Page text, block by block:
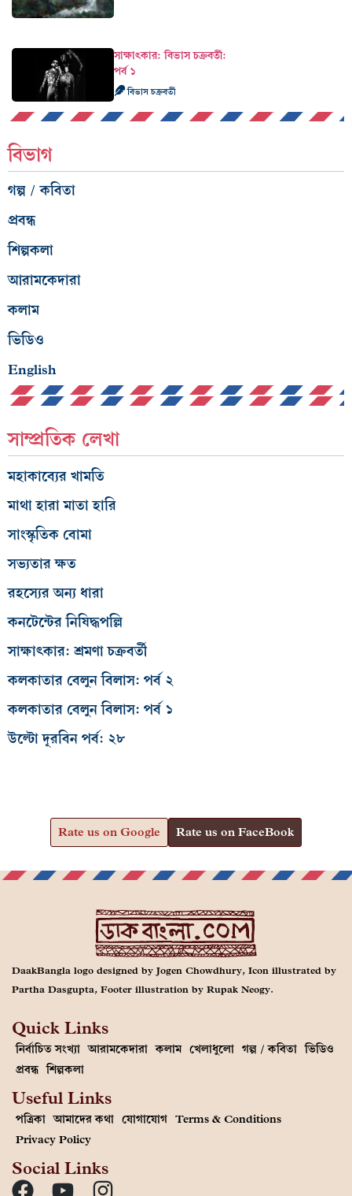
সাক্ষাৎকার: বিভাস চক্রবর্তী:
পর্ব ১
বিভাস চক্রবর্তী
বিভাগ
গল্প / কবিতা
প্রবন্ধ
শিল্পকলা
আরামকেদারা
কলাম
ভিডিও
English
সাম্প্রতিক লেখা
মহাকাব্যের খামতি
মাথা হারা মাতা হারি
সাংস্কৃতিক বোমা
সভ্যতার ক্ষত
রহস্যের অন্য ধারা
কনটেন্টের নিষিদ্ধপল্লি
সাক্ষাৎকার: শ্রমণা চক্রবর্তী
কলকাতার বেলুন বিলাস: পর্ব ২
কলকাতার বেলুন বিলাস: পর্ব ১
উল্টো দূরবিন পর্ব: ২৮
Rate us on Google Rate us on FaceBook
DaakBangla logo designed by Jogen Chowdhury, Icon illustrated by
Partha Dasgupta, Footer illustration by Rupak Neogy.
Quick Links
নির্বাচিত সংখ্যা আরামকেদারা কলাম খেলাধুলো গল্প / কবিতা ভিডিও
প্রবন্ধ শিল্পকলা
Useful Links
পত্রিকা আমাদের কথা যোগাযোগ Terms & Conditions
Privacy Policy
Social Links